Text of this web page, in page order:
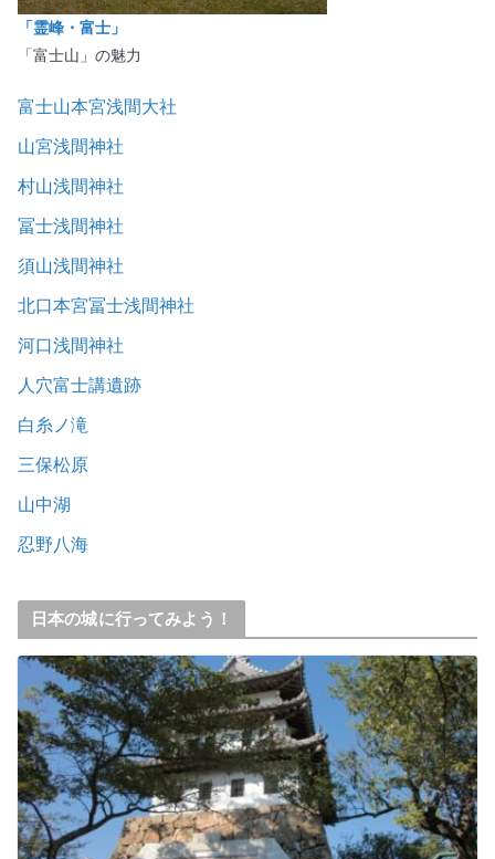
「霊峰・富士」
「富士山」の魅力
富士山本宮浅間大社
山宮浅間神社
村山浅間神社
冨士浅間神社
須山浅間神社
北口本宮冨士浅間神社
河口浅間神社
人穴富士講遺跡
白糸ノ滝
三保松原
山中湖
忍野八海
日本の城に行ってみよう！